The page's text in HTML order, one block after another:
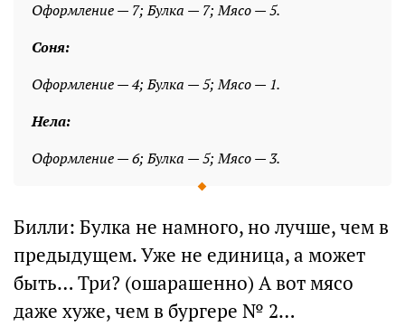
Оформление — 7; Булка — 7; Мясо — 5.
Соня:
Оформление — 4; Булка — 5; Мясо — 1.
Нела:
Оформление — 6; Булка — 5; Мясо — 3.
Билли: Булка не намного, но лучше, чем в
предыдущем. Уже не единица, а может
быть… Три? (ошарашенно) А вот мясо
даже хуже, чем в бургере № 2…